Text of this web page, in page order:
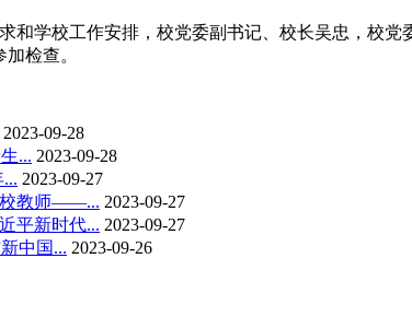
和学校工作安排，校党委副书记、校长吴忠，校
检查。
2023-09-28
... 2023-09-28
2023-09-27
校教师——... 2023-09-27
平新时代... 2023-09-27
中国... 2023-09-26